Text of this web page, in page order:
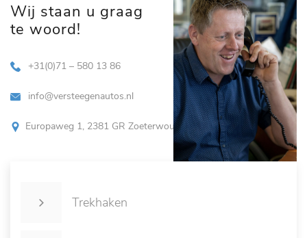
Wij staan u graag
te woord!
+31(0)71 – 580 13 86
info@versteegenautos.nl
Europaweg 1, 2381 GR Zoeterwoude
Trekhaken